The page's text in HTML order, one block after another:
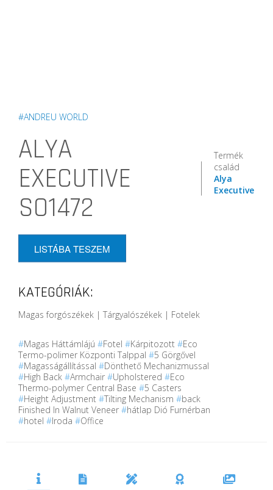
#ANDREU WORLD
ALYA
EXECUTIVE
SO1472
Termék
család
Alya
Executive
LISTÁBA TESZEM
KATEGÓRIÁK:
Magas forgószékek | Tárgyalószékek | Fotelek
#Magas Háttámlájú #Fotel #Kárpitozott #Eco
Termo-polimer Központi Talppal #5 Görgővel
#Magasságállítással #Dönthető Mechanizmussal
#High Back #Armchair #Upholstered #Eco
Thermo-polymer Central Base #5 Casters
#Height Adjustment #Tilting Mechanism #back
Finished In Walnut Veneer #hátlap Dió Furnérban
#hotel #Iroda #Office